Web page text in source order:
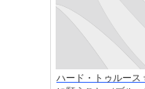
ハード・トゥルース